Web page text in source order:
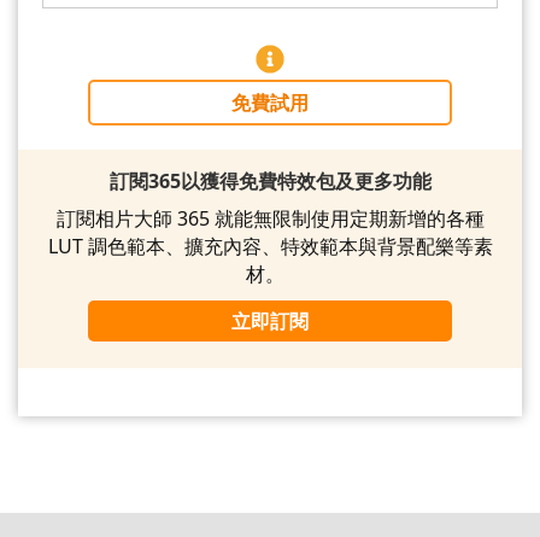
免費試用
訂閱365以獲得免費特效包及更多功能
訂閱相片大師 365 就能無限制使用定期新增的各種
LUT 調色範本、擴充內容、特效範本與背景配樂等素
材。
立即訂閱